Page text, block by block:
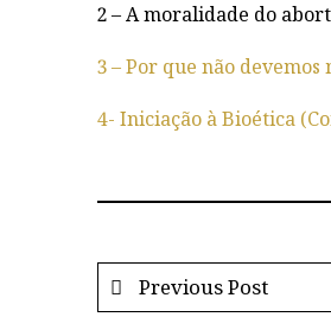
2 – A moralidade do
3 – Por que não
4- Iniciação à Bioética
Previous Post